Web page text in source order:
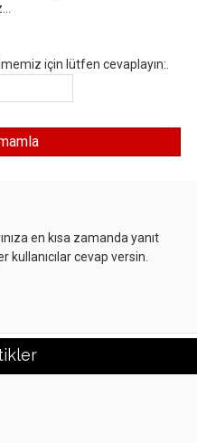
için lütfen cevaplayın:.
en kısa zamanda yanıt
cevap versin.